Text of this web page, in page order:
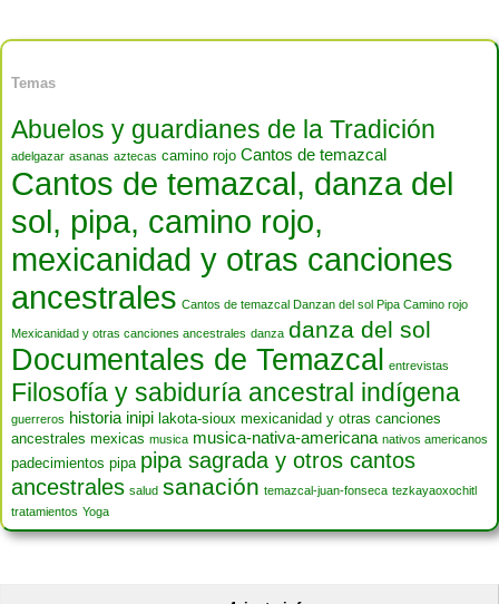
Temas
Abuelos y guardianes de la Tradición
adelgazar asanas aztecas camino rojo Cantos de temazcal
Cantos de temazcal, danza del
sol, pipa, camino rojo,
mexicanidad y otras canciones
ancestrales Cantos de temazcal Danzan del sol Pipa Camino rojo
Mexicanidad y otras canciones ancestrales danza danza del sol
Documentales de Temazcal entrevistas
Filosofía y sabiduría ancestral indígena
guerreros historia inipi lakota-sioux mexicanidad y otras canciones
ancestrales mexicas musica musica-nativa-americana nativos americanos
padecimientos pipa pipa sagrada y otros cantos
ancestrales salud sanación temazcal-juan-fonseca tezkayaoxochitl
tratamientos Yoga